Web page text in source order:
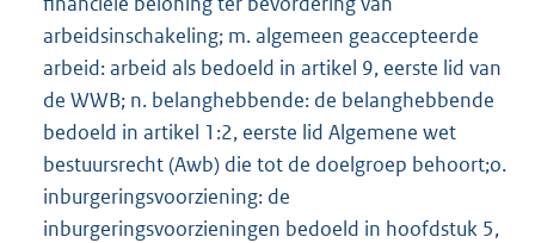
arbeidsinschakeling; m. algemeen geaccepteerde
arbeid: arbeid als bedoeld in artikel 9, eerste lid van
de WWB; n. belanghebbende: de belanghebbende
bedoeld in artikel 1:2, eerste lid Algemene wet
bestuursrecht (Awb) die tot de doelgroep behoort;o.
inburgeringsvoorziening: de
inburgeringsvoorzieningen bedoeld in hoofdstuk 5,